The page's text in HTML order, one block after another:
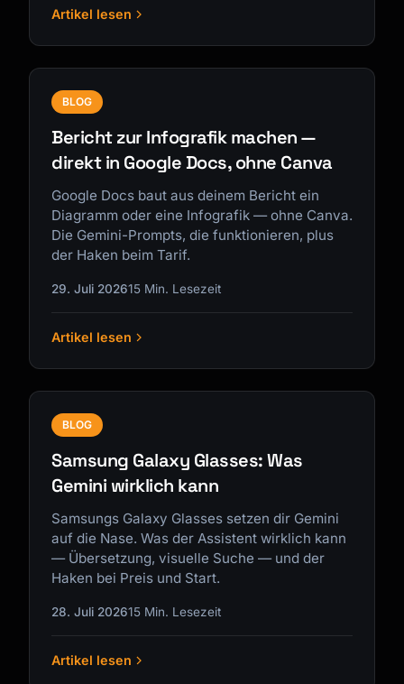
Artikel lesen
BLOG
Bericht zur Infografik machen —
direkt in Google Docs, ohne Canva
Google Docs baut aus deinem Bericht ein
Diagramm oder eine Infografik — ohne Canva.
Die Gemini-Prompts, die funktionieren, plus
der Haken beim Tarif.
29. Juli 202615 Min. Lesezeit
Artikel lesen
BLOG
Samsung Galaxy Glasses: Was
Gemini wirklich kann
Samsungs Galaxy Glasses setzen dir Gemini
auf die Nase. Was der Assistent wirklich kann
— Übersetzung, visuelle Suche — und der
Haken bei Preis und Start.
28. Juli 202615 Min. Lesezeit
Artikel lesen